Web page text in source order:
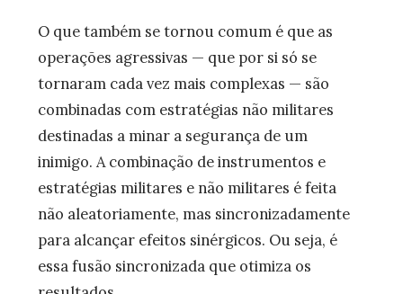
O que também se tornou comum é que as
operações agressivas — que por si só se
tornaram cada vez mais complexas — são
combinadas com estratégias não militares
destinadas a minar a segurança de um
inimigo. A combinação de instrumentos e
estratégias militares e não militares é feita
não aleatoriamente, mas sincronizadamente
para alcançar efeitos sinérgicos. Ou seja, é
essa fusão sincronizada que otimiza os